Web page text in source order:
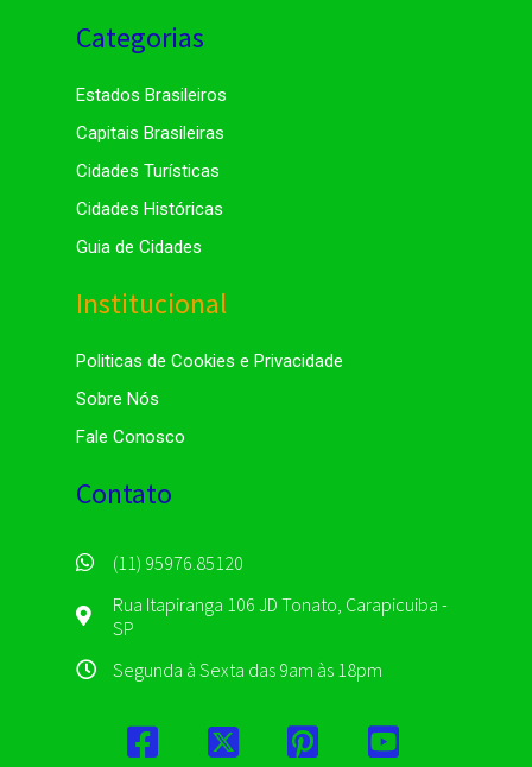
Categorias
Estados Brasileiros
Capitais Brasileiras
Cidades Turísticas
Cidades Históricas
Guia de Cidades
Institucional
Politicas de Cookies e Privacidade
Sobre Nós
Fale Conosco
Contato
(11) 95976.85120
Rua Itapiranga 106 JD Tonato, Carapicuiba -
SP
Segunda à Sexta das 9am às 18pm